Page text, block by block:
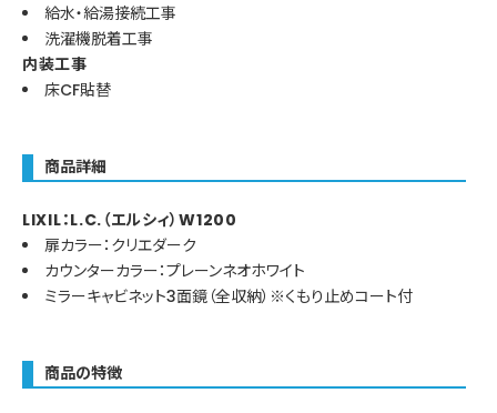
給水・給湯接続工事
洗濯機脱着工事
内装工事
床CF貼替
商品詳細
LIXIL：L.C.（エルシィ）W1200
扉カラー：クリエダーク
カウンターカラー：プレーンネオホワイト
ミラーキャビネット3面鏡（全収納）※くもり止めコート付
商品の特徴